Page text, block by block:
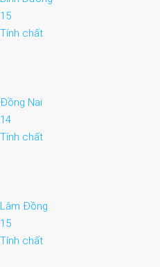
15
Tính chất
Đồng Nai
14
Tính chất
Lâm Đồng
15
Tính chất